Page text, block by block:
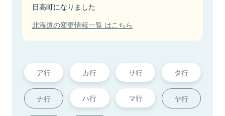
日高町になりました
北海道の変更情報一覧 はこちら
ア行 カ行 サ行 タ行
ナ行 ハ行 マ行 ヤ行